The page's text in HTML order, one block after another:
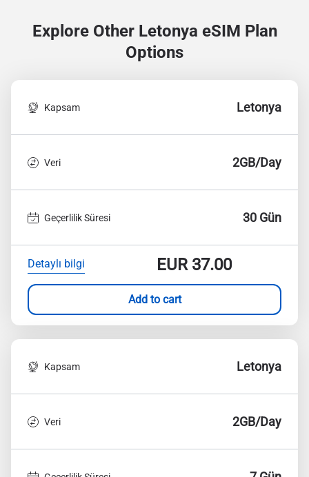
Explore Other Letonya eSIM Plan
Options
Kapsam Letonya
Veri 2GB/Day
Geçerlilik Süresi 30 Gün
Detaylı bilgi EUR37.00
Add to cart
Kapsam Letonya
Veri 2GB/Day